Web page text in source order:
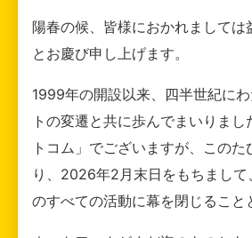
陽春の候、皆様におかれましては
とお慶び申し上げます。
1999年の開設以来、四半世紀に
トの変遷と共に歩んでまいりまし
トコム」でございますが、このた
り、2026年2月末日をもちまして
のすべての活動に幕を閉じること